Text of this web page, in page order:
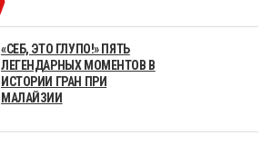
«СЕБ, ЭТО ГЛУПО!» ПЯТЬ
ЛЕГЕНДАРНЫХ МОМЕНТОВ В
ИСТОРИИ ГРАН ПРИ
МАЛАЙЗИИ